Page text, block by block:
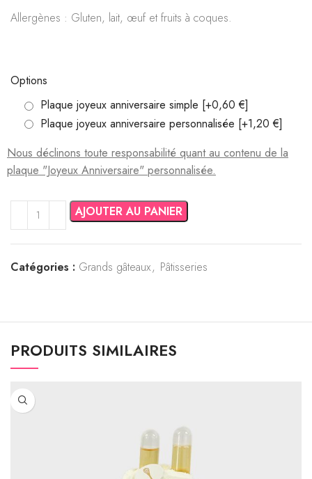
Allergènes : Gluten, lait, œuf et fruits à coques.
Options
Plaque joyeux anniversaire simple [+0,60 €]
Plaque joyeux anniversaire personnalisée [+1,20 €]
AJOUTER AU PANIER
Catégories : Grands gâteaux, Pâtisseries
PRODUITS SIMILAIRES